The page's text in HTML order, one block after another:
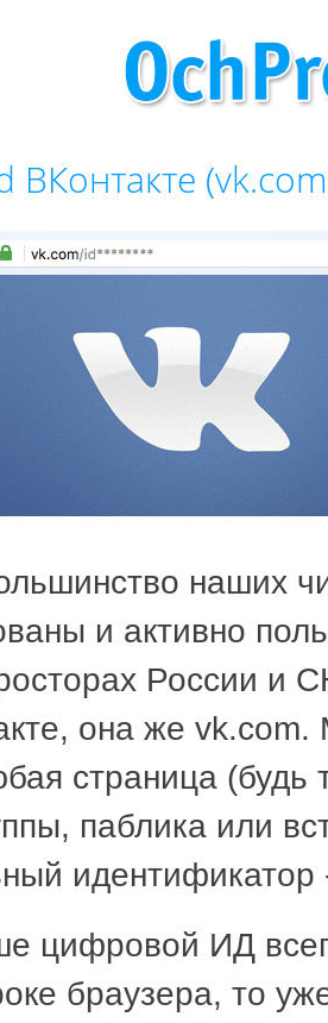
ВКонтакте
наших
и активно
России и
она же vk.com.
страница (будь
паблика или
идентификатор
цифровой ИД
браузера, то